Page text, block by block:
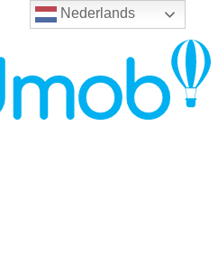
Nederlands